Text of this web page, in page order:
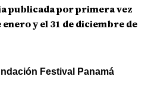
publicada por primera vez
enero y el 31 de diciembre de
Festival Panamá